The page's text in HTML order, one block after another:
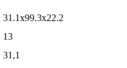
31.1x99.3x22.2
13
31,1